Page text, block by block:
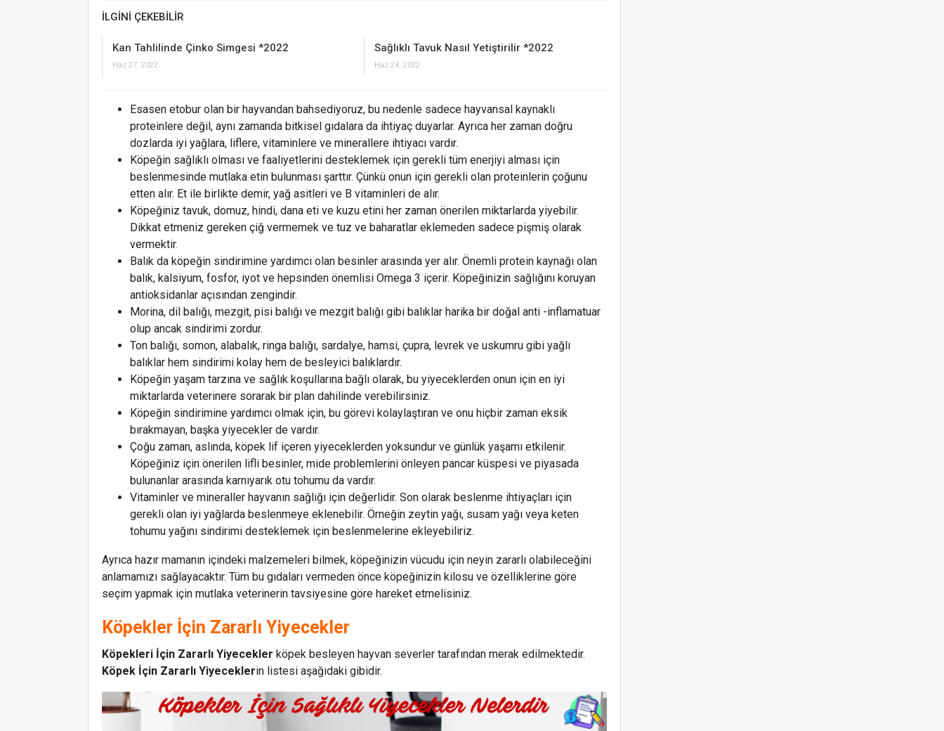
İLGINI ÇEKEBILIR
Kan Tahlilinde Çinko Simgesi *2022
Haz 27, 2022
Sağlıklı Tavuk Nasıl Yetiştirilir *2022
Haz 24, 2022
Esasen etobur olan bir hayvandan bahsediyoruz, bu nedenle sadece hayvansal kaynaklı
proteinlere değil, aynı zamanda bitkisel gıdalara da ihtiyaç duyarlar. Ayrıca her zaman doğru
dozlarda iyi yağlara, liflere, vitaminlere ve minerallere ihtiyacı vardır.
Köpeğin sağlıklı olması ve faaliyetlerini desteklemek için gerekli tüm enerjiyi alması için
beslenmesinde mutlaka etin bulunması şarttır. Çünkü onun için gerekli olan proteinlerin çoğunu
etten alır. Et ile birlikte demir, yağ asitleri ve B vitaminleri de alır.
Köpeğiniz tavuk, domuz, hindi, dana eti ve kuzu etini her zaman önerilen miktarlarda yiyebilir.
Dikkat etmeniz gereken çiğ vermemek ve tuz ve baharatlar eklemeden sadece pişmiş olarak
vermektir.
Balık da köpeğin sindirimine yardımcı olan besinler arasında yer alır. Önemli protein kaynağı olan
balık, kalsiyum, fosfor, iyot ve hepsinden önemlisi Omega 3 içerir. Köpeğinizin sağlığını koruyan
antioksidanlar açısından zengindir.
Morina, dil balığı, mezgit, pisi balığı ve mezgit balığı gibi balıklar harika bir doğal anti -inflamatuar
olup ancak sindirimi zordur.
Ton balığı, somon, alabalık, ringa balığı, sardalye, hamsi, çupra, levrek ve uskumru gibi yağlı
balıklar hem sindirimi kolay hem de besleyici balıklardır.
Köpeğin yaşam tarzına ve sağlık koşullarına bağlı olarak, bu yiyeceklerden onun için en iyi
miktarlarda veterinere sorarak bir plan dahilinde verebilirsiniz.
Köpeğin sindirimine yardımcı olmak için, bu görevi kolaylaştıran ve onu hiçbir zaman eksik
bırakmayan, başka yiyecekler de vardır.
Çoğu zaman, aslında, köpek lif içeren yiyeceklerden yoksundur ve günlük yaşamı etkilenir.
Köpeğiniz için önerilen lifli besinler, mide problemlerini önleyen pancar küspesi ve piyasada
bulunanlar arasında karnıyarık otu tohumu da vardır.
Vitaminler ve mineraller hayvanın sağlığı için değerlidir. Son olarak beslenme ihtiyaçları için
gerekli olan iyi yağlarda beslenmeye eklenebilir. Örneğin zeytin yağı, susam yağı veya keten
tohumu yağını sindirimi desteklemek için beslenmelerine ekleyebiliriz.
Ayrıca hazır mamanın içindeki malzemeleri bilmek, köpeğinizin vücudu için neyin zararlı olabileceğini
anlamamızı sağlayacaktır. Tüm bu gıdaları vermeden önce köpeğinizin kilosu ve özelliklerine göre
seçim yapmak için mutlaka veterinerin tavsiyesine göre hareket etmelisiniz.
Köpekler İçin Zararlı Yiyecekler
Köpekleri İçin Zararlı Yiyecekler köpek besleyen hayvan severler tarafından merak edilmektedir.
Köpek İçin Zararlı Yiyeceklerin listesi aşağıdaki gibidir.